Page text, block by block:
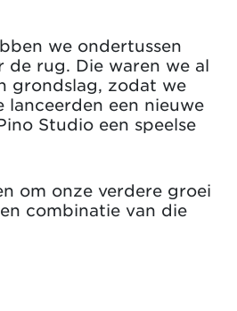
we ondertussen
rug. Die waren we al
grondslag, zodat we
een nieuwe
Studio een speelse
om onze verdere groei
combinatie van die